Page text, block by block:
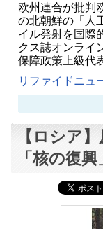
欧州連合が批判
の北朝鮮の「人
イル発射を国際
クス誌オンライ
保障政策上級代
リファイドニュ
【ロシア
「核の復